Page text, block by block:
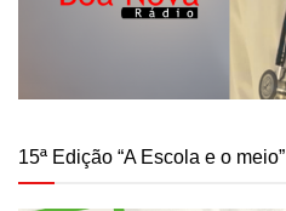
15ª Edição “A Escola e o meio”